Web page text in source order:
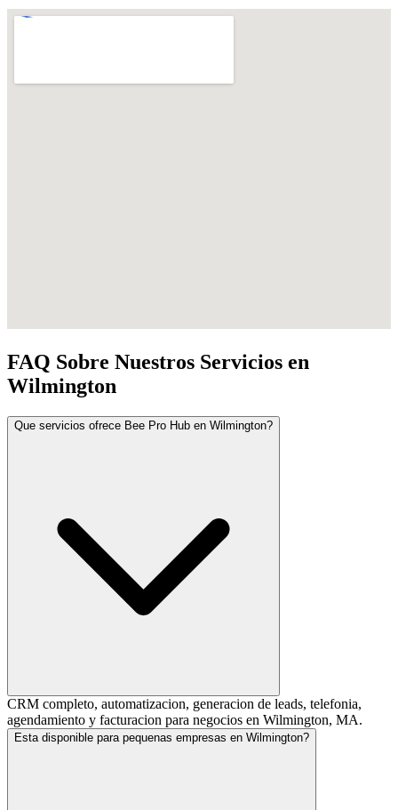
FAQ Sobre Nuestros Servicios en
Wilmington
Que servicios ofrece Bee Pro Hub en Wilmington?
CRM completo, automatizacion, generacion de leads, telefonia,
agendamiento y facturacion para negocios en Wilmington, MA.
Esta disponible para pequenas empresas en Wilmington?